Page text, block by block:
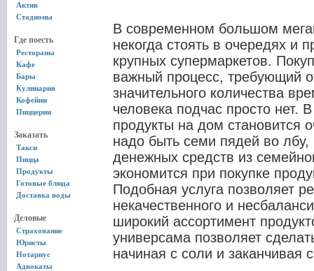
Актив
Стадионы
Где поесть
Рестораны
Кафе
Бары
Кулинария
Кофейни
Пиццерии
Заказать
Такси
Пицца
Продукты
Готовые блюда
Доставка воды
Деловые
Страхование
Юристы
Нотариус
Адвокаты
В современном большом
некогда стоять в очередях и
крупных супермаркетов.
важный процесс, требующий
значительного количества
человека подчас просто нет.
продукты на дом становится
надо быть семи пядей во лбу,
денежных средств из
экономится при покупке
Подобная услуга позволяет
некачественного и
широкий ассортимент
универсама позволяет
начиная с соли и заканчивая